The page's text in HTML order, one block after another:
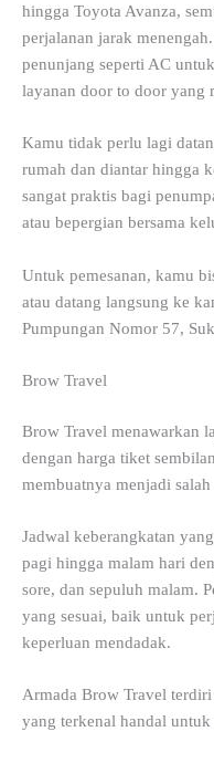
hingga Toyota Avanza,
perjalanan jarak
penunjang seperti AC
layanan door to door yang
Kamu tidak perlu lagi
rumah dan diantar hingga
sangat praktis bagi
atau bepergian bersama
Untuk pemesanan, kamu
atau datang langsung ke
Pumpungan Nomor 57,
Brow Travel
Brow Travel menawarkan
dengan harga tiket
membuatnya menjadi
Jadwal keberangkatan
pagi hingga malam hari
sore, dan sepuluh malam.
yang sesuai, baik untuk
keperluan mendadak.
Armada Brow Travel
yang terkenal handal